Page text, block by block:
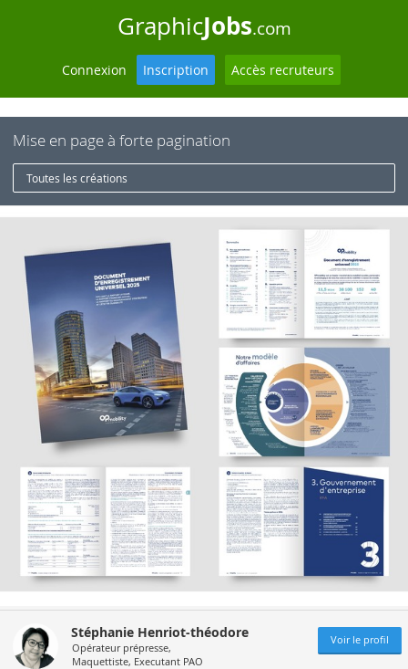
GraphicJobs.com
Connexion Inscription Accès recruteurs
Mise en page à forte pagination
Toutes les créations
Stéphanie Henriot-théodore
Opérateur prépresse,
Maquettiste, Executant PAO
Voir le profil